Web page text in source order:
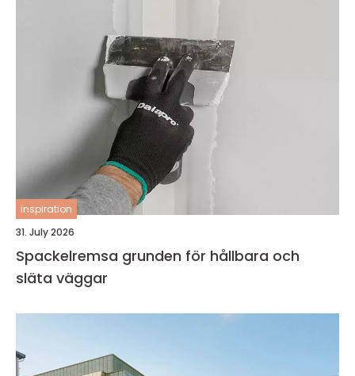
inspiration
31. July 2026
Spackelremsa grunden för hållbara och
släta väggar